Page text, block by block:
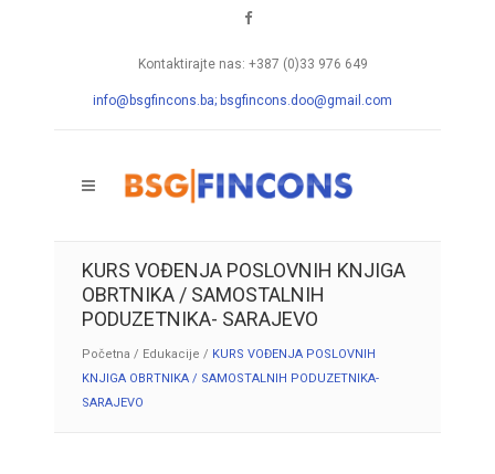
Kontaktirajte nas: +387 (0)33 976 649
info@bsgfincons.ba; bsgfincons.doo@gmail.com
KURS VOĐENJA POSLOVNIH KNJIGA
OBRTNIKA / SAMOSTALNIH
PODUZETNIKA- SARAJEVO
Početna / Edukacije / KURS VOĐENJA POSLOVNIH
KNJIGA OBRTNIKA / SAMOSTALNIH PODUZETNIKA-
SARAJEVO